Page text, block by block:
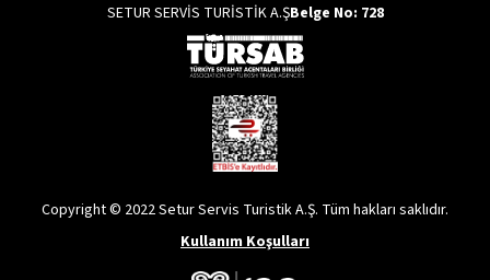
SETUR SERVİS TURİSTİK A.ŞBelge No: 728
Copyright © 2022 Setur Servis Turistik A.Ş. Tüm hakları saklıdır.
Kullanım Koşulları